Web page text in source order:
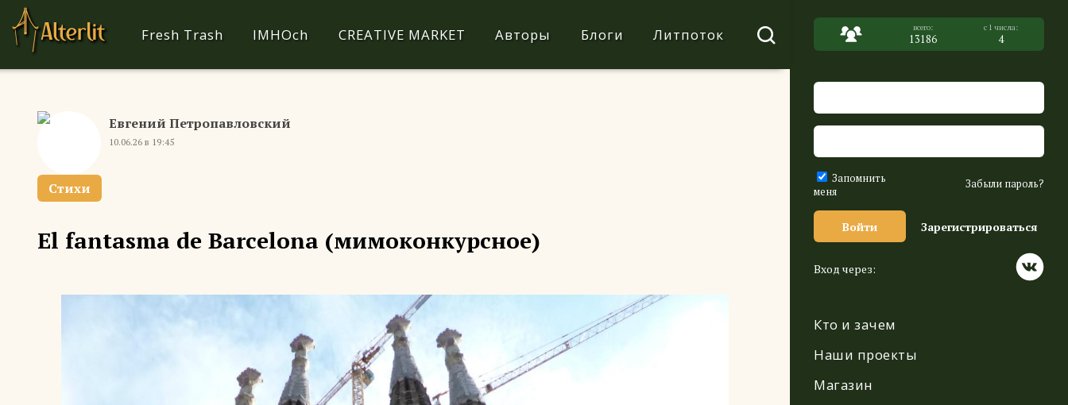
13186 4
Запомнить
меня
Забыли пароль?
Войти Зарегистрироваться
Вход через:
Кто и зачем
Наши проекты
Магазин
Fresh Trash IMHOch CREATIVE MARKET Авторы Блоги Литпоток
Евгений Петропавловский
10.06.26 в 19:45
Стихи
El fantasma de Barcelona (мимоконкурсное)